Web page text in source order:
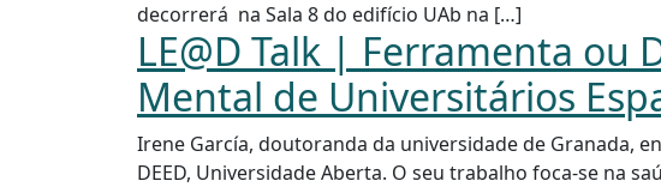
decorrerá na Sala 8 do edifício UAb na […]
LE@D Talk | Ferramenta ou
Mental de Universitários
Irene García, doutoranda da universidade de Granada,
DEED, Universidade Aberta. O seu trabalho foca-se na